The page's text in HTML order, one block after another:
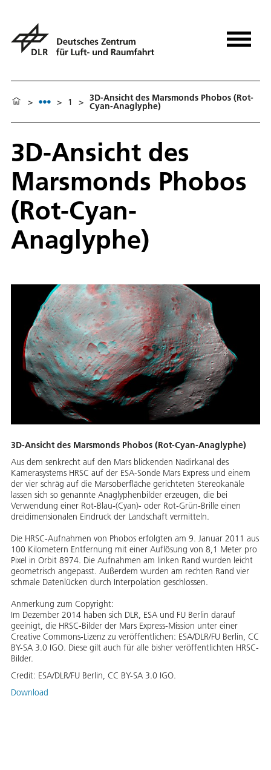
> > 1 > 3D-Ansicht des Marsmonds Phobos (Rot-
Cyan-Anaglyphe)
3D-Ansicht des
Marsmonds Phobos
(Rot-Cyan-
Anaglyphe)
3D-Ansicht des Marsmonds Phobos (Rot-Cyan-Anaglyphe)
Aus dem senkrecht auf den Mars blickenden Nadirkanal des
Kamerasystems HRSC auf der ESA-Sonde Mars Express und einem
der vier schräg auf die Marsoberfläche gerichteten Stereokanäle
lassen sich so genannte Anaglyphenbilder erzeugen, die bei
Verwendung einer Rot-Blau-(Cyan)- oder Rot-Grün-Brille einen
dreidimensionalen Eindruck der Landschaft vermitteln.
Die HRSC-Aufnahmen von Phobos erfolgten am 9. Januar 2011 aus
100 Kilometern Entfernung mit einer Auflösung von 8,1 Meter pro
Pixel in Orbit 8974. Die Aufnahmen am linken Rand wurden leicht
geometrisch angepasst. Außerdem wurden am rechten Rand vier
schmale Datenlücken durch Interpolation geschlossen.
Anmerkung zum Copyright:
Im Dezember 2014 haben sich DLR, ESA und FU Berlin darauf
geeinigt, die HRSC-Bilder der Mars Express-Mission unter einer
Creative Commons-Lizenz zu veröffentlichen: ESA/DLR/FU Berlin, CC
BY-SA 3.0 IGO. Diese gilt auch für alle bisher veröffentlichten HRSC-
Bilder.
Credit: ESA/DLR/FU Berlin, CC BY-SA 3.0 IGO.
Download